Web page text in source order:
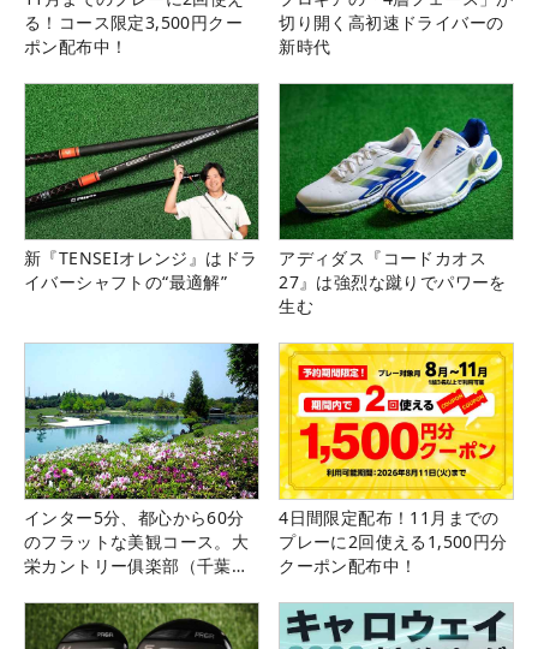
る！コース限定3,500円クー
ポン配布中！
切り開く高初速ドライバーの
新時代
新『TENSEIオレンジ』はドラ
イバーシャフトの“最適解”
アディダス『コードカオス
27』は強烈な蹴りでパワーを
生む
インター5分、都心から60分
のフラットな美観コース。大
栄カントリー俱楽部（千葉
4日間限定配布！11月までの
プレーに2回使える1,500円分
クーポン配布中！